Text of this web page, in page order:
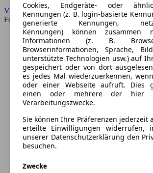
VW
Forum
Cookies, Endgeräte- oder
Kennungen (z. B. login-basierte
generierte Kennungen,
Kennungen) können zusammen
Informationen (z. B.
Browserinformationen, Sprache,
unterstützte Technologien usw.) auf
gespeichert oder von dort
es jedes Mal wiederzuerkennen,
oder einer Webseite aufruft. Dies
einen oder mehrere der hier
Verarbeitungszwecke.
Sie können Ihre Präferenzen jederzeit
erteilte Einwilligungen widerrufen,
unserer Datenschutzerklärung den
besuchen.
Zwecke